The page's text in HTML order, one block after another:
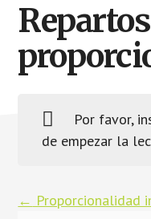
manzana
Repartos
Por favor,
de empezar la
Proporcionalidad